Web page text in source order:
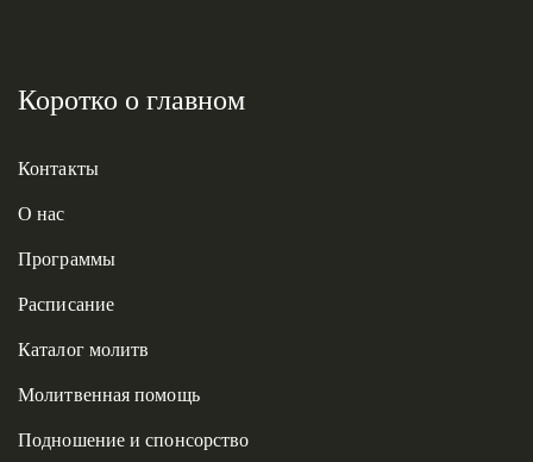
Коротко о главном
Контакты
О нас
Программы
Расписание
Каталог молитв
Молитвенная помощь
Подношение и спонсорство